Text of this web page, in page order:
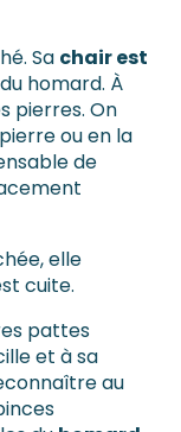
Sa chair est
homard. À
pierres. On
ou en la
de
elle
cuite.
pattes
et à sa
au